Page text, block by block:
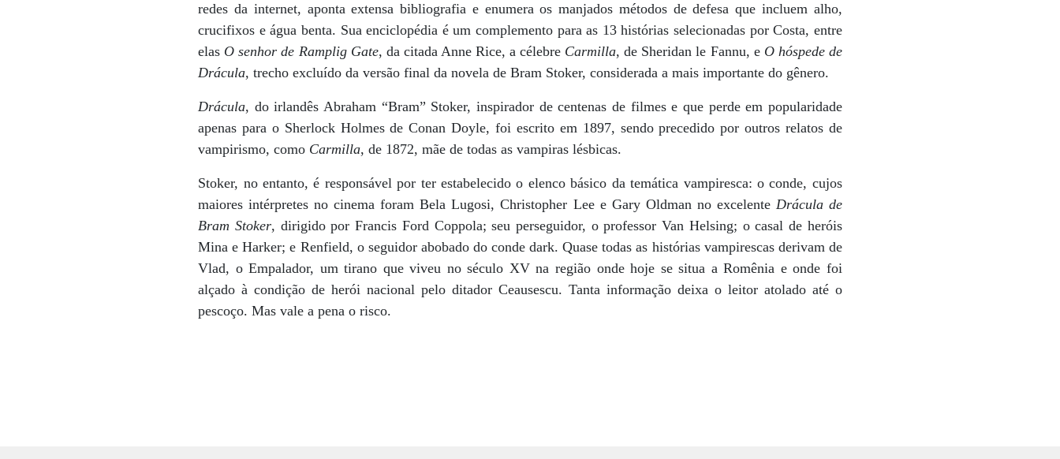
redes da internet, aponta extensa bibliografia e enumera os manjados métodos de defesa que incluem alho,
crucifixos e água benta. Sua enciclopédia é um complemento para as 13 histórias selecionadas por Costa, entre
elas O senhor de Ramplig Gate, da citada Anne Rice, a célebre Carmilla, de Sheridan le Fannu, e O hóspede de
Drácula, trecho excluído da versão final da novela de Bram Stoker, considerada a mais importante do gênero.
Drácula, do irlandês Abraham “Bram” Stoker, inspirador de centenas de filmes e que perde em popularidade
apenas para o Sherlock Holmes de Conan Doyle, foi escrito em 1897, sendo precedido por outros relatos de
vampirismo, como Carmilla, de 1872, mãe de todas as vampiras lésbicas.
Stoker, no entanto, é responsável por ter estabelecido o elenco básico da temática vampiresca: o conde, cujos
maiores intérpretes no cinema foram Bela Lugosi, Christopher Lee e Gary Oldman no excelente Drácula de
Bram Stoker, dirigido por Francis Ford Coppola; seu perseguidor, o professor Van Helsing; o casal de heróis
Mina e Harker; e Renfield, o seguidor abobado do conde dark. Quase todas as histórias vampirescas derivam de
Vlad, o Empalador, um tirano que viveu no século XV na região onde hoje se situa a Romênia e onde foi
alçado à condição de herói nacional pelo ditador Ceausescu. Tanta informação deixa o leitor atolado até o
pescoço. Mas vale a pena o risco.